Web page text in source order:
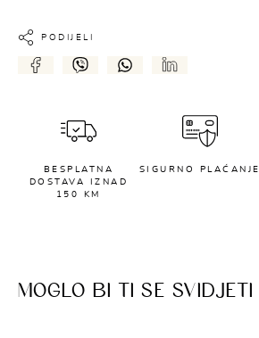
PODIJELI
BESPLATNA
DOSTAVA IZNAD
150 KM
SIGURNO PLAĆANJE
MOGLO BI TI SE SVIDJETI